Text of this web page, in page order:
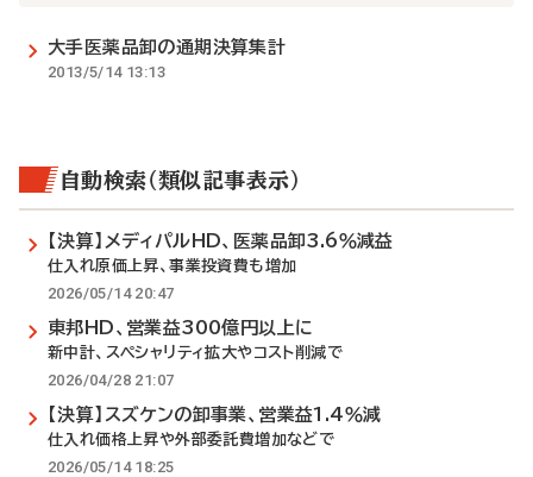
大手医薬品卸の通期決算集計
2013/5/14 13:13
自動検索（類似記事表示）
【決算】メディパルHD、医薬品卸3.6％減益
仕入れ原価上昇、事業投資費も増加
2026/05/14 20:47
東邦HD、営業益300億円以上に
新中計、スペシャリティ拡大やコスト削減で
2026/04/28 21:07
【決算】スズケンの卸事業、営業益1.4％減
仕入れ価格上昇や外部委託費増加などで
2026/05/14 18:25